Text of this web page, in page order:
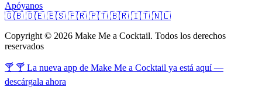
Apóyanos
🇬🇧 🇩🇪 🇪🇸 🇫🇷 🇵🇹 🇧🇷 🇮🇹 🇳🇱
Copyright © 2026 Make Me a Cocktail. Todos los derechos
reservados
🍸 🍸 La nueva app de Make Me a Cocktail ya está aquí —
descárgala ahora